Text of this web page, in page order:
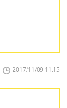
2017/11/09 11:15